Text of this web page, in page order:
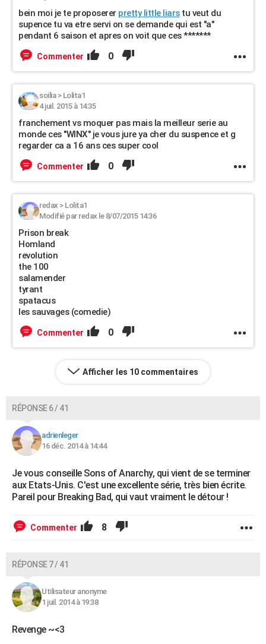
bein moi je te proposerer pretty little liarstu veut du
supence tu va etre servi on se demande qui est "a"
pendant 6 saison et apres on voit que ces *******
Commenter 0
soilia> Lolita1
4 juil. 2015 à 14:35
franchement vs moquer pas mais la meilleur serie au
monde ces "WINX" je vous jure ya cher du suspence et g
regarder ca a 16 ans ces super cool
Commenter 0
redax > Lolita1
Modifié par redax le 8/07/2015 14:36
Prison break
Homland
revolution
the 100
salamender
tyrant
spatacus
les sauvages (comedie)
Commenter 0
Afficher les 10 commentaires
RÉPONSE 6 / 41
adrienleger
16 déc. 2014 à 14:44
Je vous conseille Sons of Anarchy, qui vient de se terminer
aux Etats-Unis. C'est une excellente série, très bien écrite.
Pareil pour Breaking Bad, qui vaut vraiment le détour !
Commenter 8
RÉPONSE 7 / 41
Utilisateur anonyme
1 juil. 2014 à 19:38
Revenge ~<3